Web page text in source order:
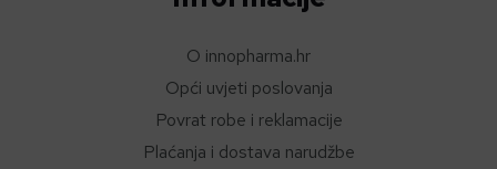
O innopharma.hr
Opći uvjeti poslovanja
Povrat robe i reklamacije
Plaćanja i dostava narudžbe